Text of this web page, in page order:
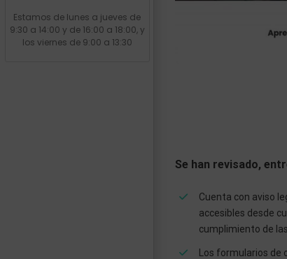
Estamos de lunes a jueves de
9:30 a 14:00 y de 16:00 a 18:00, y
los viernes de 9:00 a 13:30
Se han revisado,
Cuenta con aviso
accesibles desde
cumplimiento de
Los formularios de